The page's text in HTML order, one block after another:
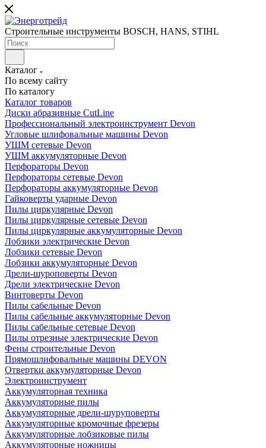
Строительные инструменты BOSCH, HANS, STIHL
Каталог
По всему сайту
По каталогу
Каталог товаров
Диски абразивные CutLine
Профессиональный электроинструмент Devon
Угловые шлифовальные машины Devon
УШМ сетевые Devon
УШМ аккумуляторные Devon
Перфораторы Devon
Перфораторы сетевые Devon
Перфораторы аккумуляторные Devon
Гайковерты ударные Devon
Пилы циркулярные Devon
Пилы циркулярные сетевые Devon
Пилы циркулярные аккумуляторные Devon
Лобзики электрические Devon
Лобзики сетевые Devon
Лобзики аккумуляторные Devon
Дрели-шуроповерты Devon
Дрели электрические Devon
Винтоверты Devon
Пилы сабельные Devon
Пилы сабельные аккумуляторные Devon
Пилы сабельные сетевые Devon
Пилы отрезные электрические Devon
Фены строительные Devon
Прямошлифовальные машины DEVON
Отвертки аккумуляторные Devon
Электроинструмент
Аккумуляторная техника
Аккумуляторные пилы
Аккумуляторные дрели-шуруповерты
Аккумуляторные кромочные фрезеры
Аккумуляторные лобзиковые пилы
Аккумуляторные ножницы